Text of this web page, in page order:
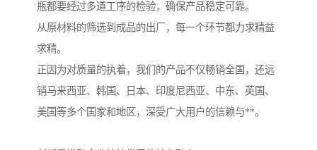
瓶都要经过多道工序的检验，确保产品稳定可靠。
从原材料的筛选到成品的出厂，每一个环节都力求精益
求精。
正因为对质量的执着，我们的产品不仅畅销全国，还远
销马来西亚、韩国、日本、印度尼西亚、中东、英国、
美国等多个国家和地区，深受广大用户的信赖与**。